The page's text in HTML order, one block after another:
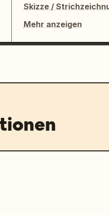
Skizze /
Mehr anzeigen